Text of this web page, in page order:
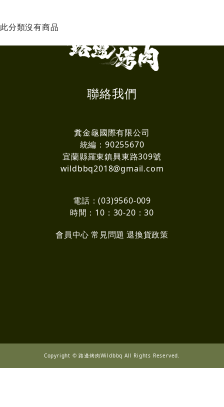
此分類沒有商品
聯絡我們
糞金龜國際有限公司
統編：90255670
宜蘭縣羅東鎮興東路309號
wildbbq2018@gmail.com
電話：(03)9560-009
時間：10：30-20：30
會員中心 常見問題 退換貨政策
Copyright © 路邊烤肉Wildbbq All Rights Reserved.